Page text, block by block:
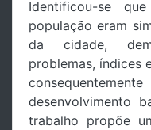
Identificou-se
população eram
da cidade,
problemas, índices
desenvolvimento
trabalho propõe